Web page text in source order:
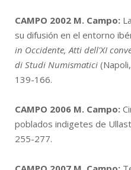
CAMPO 2002 M. Campo:
su difusión en el entorno
in Occidente, Atti dell'XI
di Studi Numismatici
139-166.
CAMPO 2006 M. Campo:
poblados indigetes de
255-277.